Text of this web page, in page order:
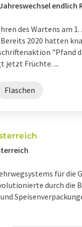
endlich
des Wartens am
2020 hatten
"Pfand
jetzt Früchte. ...
Flaschen
für
durch die